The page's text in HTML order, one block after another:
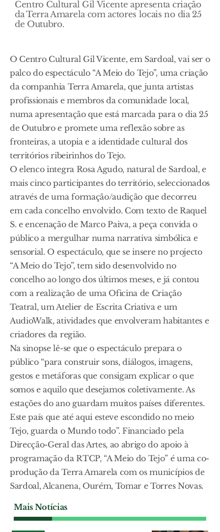
Centro Cultural Gil Vicente apresenta criação
da Terra Amarela com actores locais no dia 25
de Outubro.
O Centro Cultural Gil Vicente, em Sardoal, vai ser o
palco do espectáculo “A Meio do Tejo”, uma criação
da companhia Terra Amarela, que junta artistas
profissionais e membros da comunidade local,
numa apresentação que está marcada para o dia 25
de Outubro e promete uma reflexão sobre as
fronteiras, a utopia e a identidade cultural dos
territórios ribeirinhos do Tejo.
O elenco integra Rosa Agudo, natural de Sardoal, e
mais cinco participantes do território, seleccionados
através de uma formação/audição que decorreu
em cada concelho envolvido. Com texto de Raquel
S. e encenação de Marco Paiva, a peça convida o
público a mergulhar numa narrativa simbólica e
sensorial. O espectáculo, que se insere no projecto
“A Meio do Tejo”, tem sido desenvolvido no
concelho ao longo dos últimos meses, e já contou
com a realização de uma Oficina de Criação
Teatral, um Atelier de Escrita Criativa e um
AudioWalk, atividades que envolveram habitantes e
criadores da região.
Na sinopse lê-se que o espectáculo prepara o
público “para construir sons, diálogos, imagens,
gestos e metáforas que consigam explicar o que
somos e aquilo que desejamos coletivamente. As
estações do ano guardam muitos países diferentes.
Este país que até aqui esteve escondido no meio
Tejo, guarda o Mundo todo”. Financiado pela
Direcção-Geral das Artes, ao abrigo do apoio à
programação da RTCP, “A Meio do Tejo” é uma co-
produção da Terra Amarela com os municípios de
Sardoal, Alcanena, Ourém, Tomar e Torres Novas.
Mais Notícias